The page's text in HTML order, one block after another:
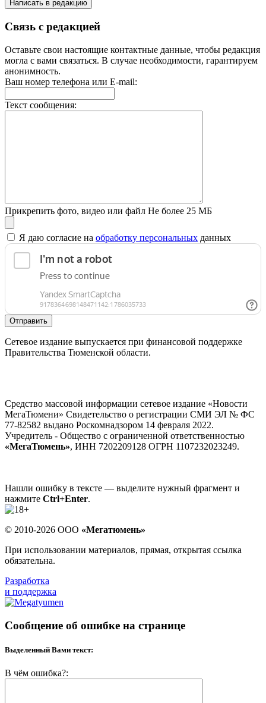
Написать в редакцию
Связь с редакцией
Оставьте свои настоящие контактные данные, чтобы редакция
могла с вами связаться. В случае необходимости, гарантируем
анонимность.
Ваш номер телефона или E-mail:
Текст сообщения:
Прикрепить фото, видео или файл Не более 25 МБ
Я даю согласие на обработку персональных данных
Отправить
Сетевое издание выпускается при финансовой поддержке
Правительства Тюменской области.
Средство массовой информации сетевое издание «Новости
МегаТюмени» Свидетельство о регистрации СМИ ЭЛ № ФС
77-82582 выдано Роскомнадзором 14 февраля 2022.
Учредитель - Общество с ограниченной ответственностью
«МегаТюмень», ИНН 7202209128 ОГРН 1107232023249.
Нашли ошибку в тексте — выделите нужный фрагмент и
нажмите Ctrl+Enter.
© 2010-2026 ООО «Мегатюмень»
При использовании материалов, прямая, открытая ссылка
обязательна.
Разработка
и поддержка
Сообщение об ошибке на странице
Выделенный Вами текст:
В чём ошибка?: